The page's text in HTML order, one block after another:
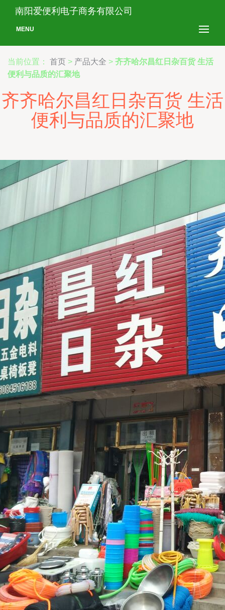
南阳爱便利电子商务有限公司
MENU
当前位置： 首页 > 产品大全 > 齐齐哈尔昌红日杂百货 生活
便利与品质的汇聚地
齐齐哈尔昌红日杂百货 生活
便利与品质的汇聚地